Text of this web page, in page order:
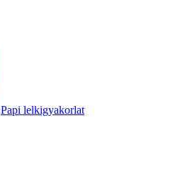
Papi lelkigyakorlat